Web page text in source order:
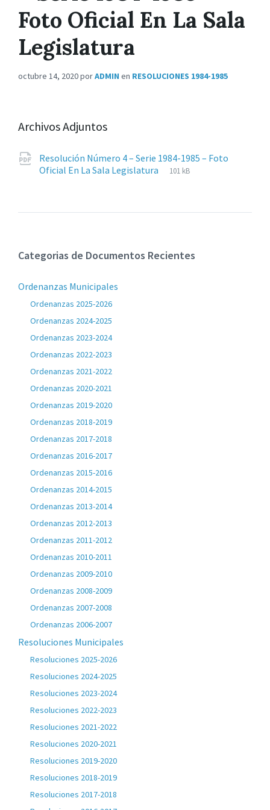
Foto Oficial En La Sala
Legislatura
octubre 14, 2020porADMIN en RESOLUCIONES 1984-1985
Archivos Adjuntos
Resolución Número 4 – Serie 1984-1985 – Foto
Oficial En La Sala Legislatura
Extensiones
pdf
Tamaño
101 kB
Categorias de Documentos Recientes
Ordenanzas Municipales
Ordenanzas 2025-2026
Ordenanzas 2024-2025
Ordenanzas 2023-2024
Ordenanzas 2022-2023
Ordenanzas 2021-2022
Ordenanzas 2020-2021
Ordenanzas 2019-2020
Ordenanzas 2018-2019
Ordenanzas 2017-2018
Ordenanzas 2016-2017
Ordenanzas 2015-2016
Ordenanzas 2014-2015
Ordenanzas 2013-2014
Ordenanzas 2012-2013
Ordenanzas 2011-2012
Ordenanzas 2010-2011
Ordenanzas 2009-2010
Ordenanzas 2008-2009
Ordenanzas 2007-2008
Ordenanzas 2006-2007
Resoluciones Municipales
Resoluciones 2025-2026
Resoluciones 2024-2025
Resoluciones 2023-2024
Resoluciones 2022-2023
Resoluciones 2021-2022
Resoluciones 2020-2021
Resoluciones 2019-2020
Resoluciones 2018-2019
Resoluciones 2017-2018